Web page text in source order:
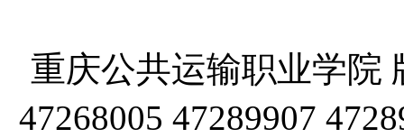
重庆公共运输职业学院
47268005 47289907